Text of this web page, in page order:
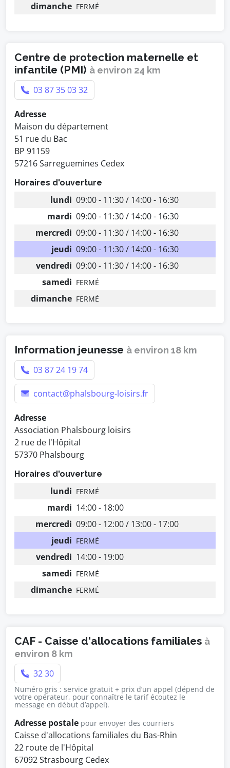
dimanche FERMÉ
Centre de protection maternelle et
infantile (PMI) à environ 24 km
03 87 35 03 32
Adresse
Maison du département
51 rue du Bac
BP 91159
57216 Sarreguemines Cedex
Horaires d'ouverture
lundi 09:00 - 11:30 / 14:00 - 16:30
mardi 09:00 - 11:30 / 14:00 - 16:30
mercredi 09:00 - 11:30 / 14:00 - 16:30
jeudi 09:00 - 11:30 / 14:00 - 16:30
vendredi 09:00 - 11:30 / 14:00 - 16:30
samedi FERMÉ
dimanche FERMÉ
Information jeunesse à environ 18 km
03 87 24 19 74
contact@phalsbourg-loisirs.fr
Adresse
Association Phalsbourg loisirs
2 rue de l'Hôpital
57370 Phalsbourg
Horaires d'ouverture
lundi FERMÉ
mardi 14:00 - 18:00
mercredi 09:00 - 12:00 / 13:00 - 17:00
jeudi FERMÉ
vendredi 14:00 - 19:00
samedi FERMÉ
dimanche FERMÉ
CAF - Caisse d'allocations familiales à
environ 8 km
32 30
Numéro gris : service gratuit + prix d’un appel (dépend de
votre opérateur, pour connaître le tarif écoutez le
message en début d’appel).
Adresse postale pour envoyer des courriers
Caisse d'allocations familiales du Bas-Rhin
22 route de l'Hôpital
67092 Strasbourg Cedex